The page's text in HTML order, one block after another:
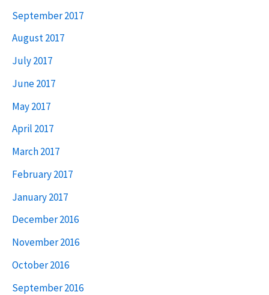
September 2017
August 2017
July 2017
June 2017
May 2017
April 2017
March 2017
February 2017
January 2017
December 2016
November 2016
October 2016
September 2016